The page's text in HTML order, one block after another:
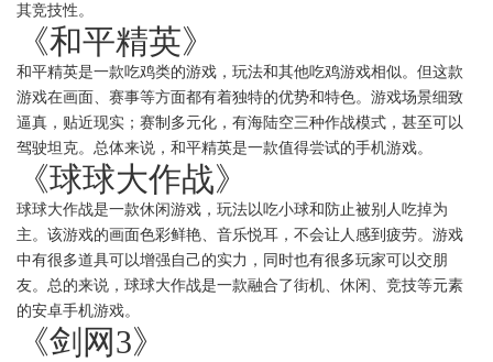
其竞技性。
《和平精英》
和平精英是一款吃鸡类的游戏，玩法和其他吃鸡游戏相似。但这款
游戏在画面、赛事等方面都有着独特的优势和特色。游戏场景细致
逼真，贴近现实；赛制多元化，有海陆空三种作战模式，甚至可以
驾驶坦克。总体来说，和平精英是一款值得尝试的手机游戏。
《球球大作战》
球球大作战是一款休闲游戏，玩法以吃小球和防止被别人吃掉为
主。该游戏的画面色彩鲜艳、音乐悦耳，不会让人感到疲劳。游戏
中有很多道具可以增强自己的实力，同时也有很多玩家可以交朋
友。总的来说，球球大作战是一款融合了街机、休闲、竞技等元素
的安卓手机游戏。
《剑网3》